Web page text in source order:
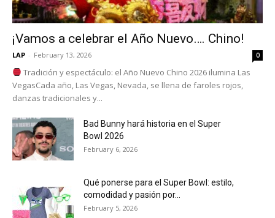
¡Vamos a celebrar el Año Nuevo…. Chino!
LAP - February 13, 2026 0
Tradición y espectáculo: el Año Nuevo Chino 2026 ilumina Las
VegasCada año, Las Vegas, Nevada, se llena de faroles rojos,
danzas tradicionales y...
Bad Bunny hará historia en el Super
Bowl 2026
February 6, 2026
Qué ponerse para el Super Bowl: estilo,
comodidad y pasión por...
February 5, 2026